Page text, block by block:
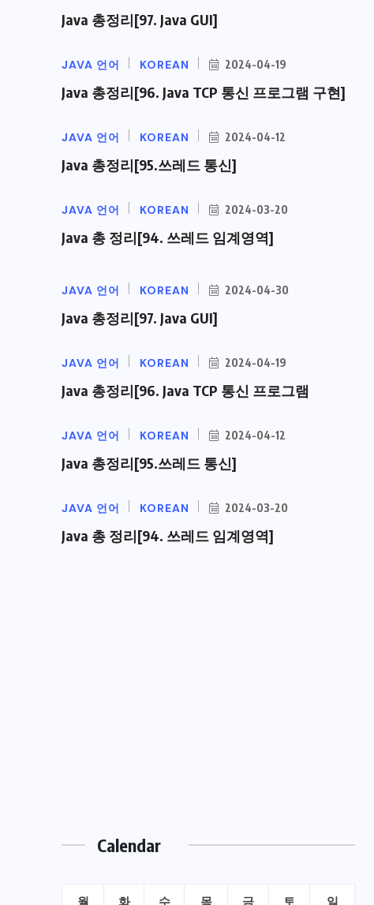
Java 총정리[97. Java GUI]
JAVA 언어 KOREAN 2024-04-19
Java 총정리[96. Java TCP 통신 프로그램 구현]
JAVA 언어 KOREAN 2024-04-12
Java 총정리[95.쓰레드 통신]
JAVA 언어 KOREAN 2024-03-20
Java 총 정리[94. 쓰레드 임계영역]
JAVA 언어 KOREAN 2024-04-30
Java 총정리[97. Java GUI]
JAVA 언어 KOREAN 2024-04-19
Java 총정리[96. Java TCP 통신 프로그램
JAVA 언어 KOREAN 2024-04-12
Java 총정리[95.쓰레드 통신]
JAVA 언어 KOREAN 2024-03-20
Java 총 정리[94. 쓰레드 임계영역]
Calendar
월 화 수 목 금 토 일